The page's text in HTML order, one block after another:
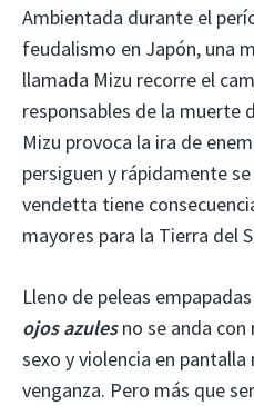
Ambientada durante el
feudalismo en Japón, una
llamada Mizu recorre el
responsables de la muerte
Mizu provoca la ira de
persiguen y rápidamente
vendetta tiene
mayores para la Tierra del
Lleno de peleas
ojos azulesno se anda con
sexo y violencia en
venganza. Pero más que